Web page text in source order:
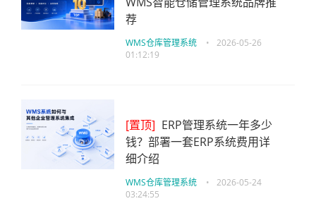
荐
WMS仓库管理系统 •
2026-05-26
01:12:19
[置顶] ERP管理系统一年多少
钱？部署一套ERP系统费用详
细介绍
WMS仓库管理系统 •
2026-05-24
03:24:55